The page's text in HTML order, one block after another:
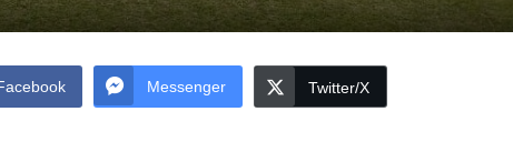
Messenger Twitter/X